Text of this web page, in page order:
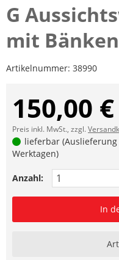
G
mit Bänken
Artikelnummer: 38990
150,00 €
Preis inkl. MwSt., zzgl.
lieferbar
Werktagen)
Anzahl:
In